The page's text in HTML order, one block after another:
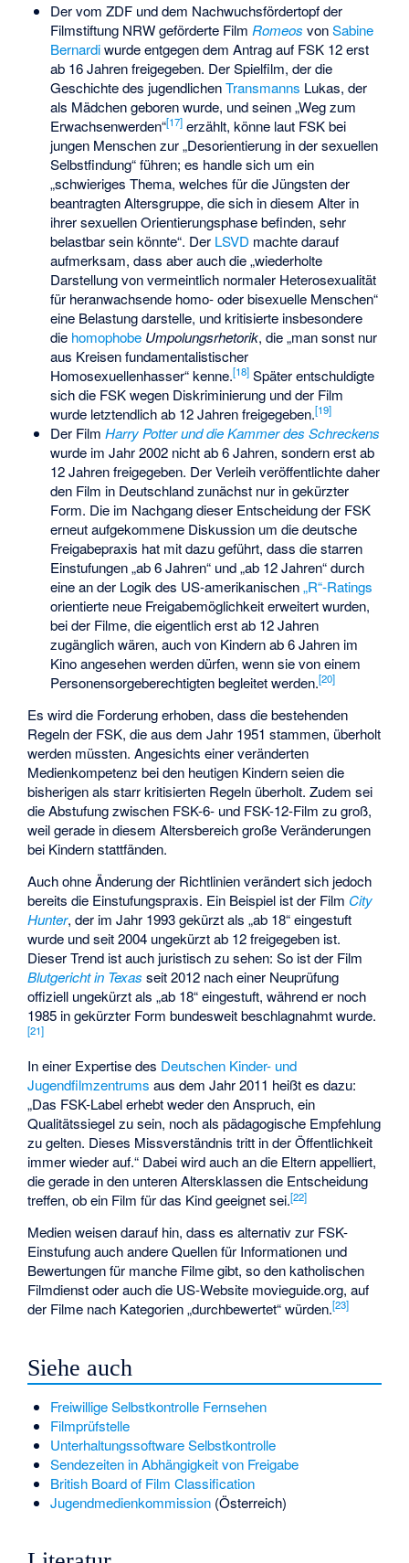
Der vom ZDF und dem Nachwuchsfördertopf der
Filmstiftung NRW geförderte Film Romeos vonSabine
Bernardiwurde entgegen dem Antrag auf FSK 12 erst
ab 16 Jahren freigegeben. Der Spielfilm, der die
Geschichte des jugendlichenTransmanns Lukas, der
als Mädchen geboren wurde, und seinen „Weg zum
Erwachsenwerden“[17]erzählt, könne laut FSK bei
jungen Menschen zur „Desorientierung in der sexuellen
Selbstfindung“ führen; es handle sich um ein
„schwieriges Thema, welches für die Jüngsten der
beantragten Altersgruppe, die sich in diesem Alter in
ihrer sexuellen Orientierungsphase befinden, sehr
belastbar sein könnte“. Der LSVD machte darauf
aufmerksam, dass aber auch die „wiederholte
Darstellung von vermeintlich normaler Heterosexualität
für heranwachsende homo- oder bisexuelle Menschen“
eine Belastung darstelle, und kritisierte insbesondere
die homophobe Umpolungsrhetorik, die „man sonst nur
aus Kreisen fundamentalistischer
Homosexuellenhasser“ kenne.[18]Später entschuldigte
sich die FSK wegen Diskriminierung und der Film
wurde letztendlich ab 12 Jahren freigegeben.[19]
Der Film Harry Potter und die Kammer des Schreckens
wurde im Jahr 2002 nicht ab 6 Jahren, sondern erst ab
12 Jahren freigegeben. Der Verleih veröffentlichte daher
den Film in Deutschland zunächst nur in gekürzter
Form. Die im Nachgang dieser Entscheidung der FSK
erneut aufgekommene Diskussion um die deutsche
Freigabepraxis hat mit dazu geführt, dass die starren
Einstufungen „ab 6 Jahren“ und „ab 12 Jahren“ durch
eine an der Logik des US-amerikanischen„R“-Ratings
orientierte neue Freigabemöglichkeit erweitert wurden,
bei der Filme, die eigentlich erst ab 12 Jahren
zugänglich wären, auch von Kindern ab 6 Jahren im
Kino angesehen werden dürfen, wenn sie von einem
Personensorgeberechtigten begleitet werden.[20]
Es wird die Forderung erhoben, dass die bestehenden
Regeln der FSK, die aus dem Jahr 1951 stammen, überholt
werden müssten. Angesichts einer veränderten
Medienkompetenz bei den heutigen Kindern seien die
bisherigen als starr kritisierten Regeln überholt. Zudem sei
die Abstufung zwischen FSK-6- und FSK-12-Film zu groß,
weil gerade in diesem Altersbereich große Veränderungen
bei Kindern stattfänden.
Auch ohne Änderung der Richtlinien verändert sich jedoch
bereits die Einstufungspraxis. Ein Beispiel ist der Film City
Hunter, der im Jahr 1993 gekürzt als „ab 18“ eingestuft
wurde und seit 2004 ungekürzt ab 12 freigegeben ist.
Dieser Trend ist auch juristisch zu sehen: So ist der Film
Blutgericht in Texas seit 2012 nach einer Neuprüfung
offiziell ungekürzt als „ab 18“ eingestuft, während er noch
1985 in gekürzter Form bundesweit beschlagnahmt wurde.
[21]
In einer Expertise des Deutschen Kinder- und
Jugendfilmzentrums aus dem Jahr 2011 heißt es dazu:
„Das FSK-Label erhebt weder den Anspruch, ein
Qualitätssiegel zu sein, noch als pädagogische Empfehlung
zu gelten. Dieses Missverständnis tritt in der Öffentlichkeit
immer wieder auf.“ Dabei wird auch an die Eltern appelliert,
die gerade in den unteren Altersklassen die Entscheidung
treffen, ob ein Film für das Kind geeignet sei.[22]
Medien weisen darauf hin, dass es alternativ zur FSK-
Einstufung auch andere Quellen für Informationen und
Bewertungen für manche Filme gibt, so denkatholischen
Filmdienstoder auch die US-Website movieguide.org, auf
der Filme nach Kategorien „durchbewertet“ würden.[23]
Siehe auch
Freiwillige Selbstkontrolle Fernsehen
Filmprüfstelle
Unterhaltungssoftware Selbstkontrolle
Sendezeiten in Abhängigkeit von Freigabe
British Board of Film Classification
Jugendmedienkommission(Österreich)